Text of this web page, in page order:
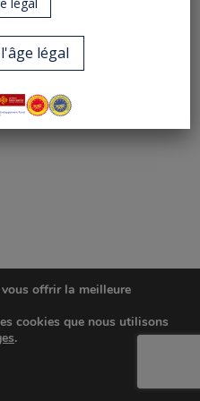
légal
offrir la meilleure
cookies que nous utilisons
.